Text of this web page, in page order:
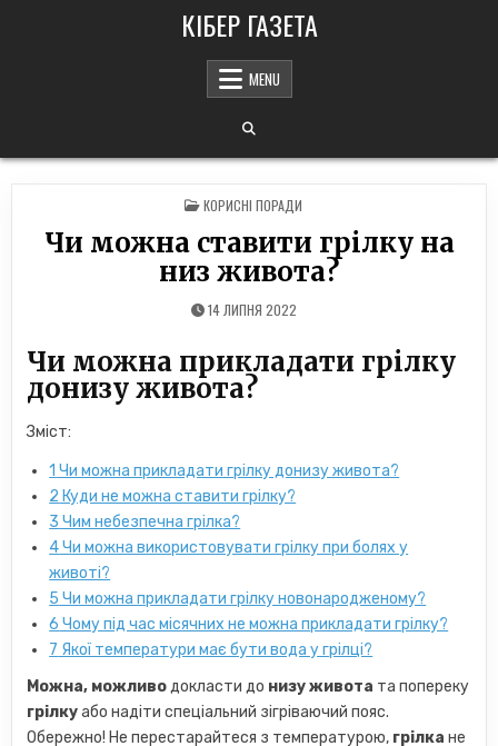
КІБЕР ГАЗЕТА
MENU
POSTED
IN
КОРИСНІ ПОРАДИ
Чи можна ставити грілку на
низ живота?
14 ЛИПНЯ 2022
Чи можна прикладати грілку
донизу живота?
Зміст:
1 Чи можна прикладати грілку донизу живота?
2 Куди не можна ставити грілку?
3 Чим небезпечна грілка?
4Чи можна використовувати грілку при болях у
животі?
5 Чи можна прикладати грілку новонародженому?
6 Чому під час місячних не можна прикладати грілку?
7 Якої температури має бути вода у грілці?
Можна, можливодокласти до низу живота та попереку
грілкуабо надіти спеціальний зігріваючий пояс.
Обережно! Не перестарайтеся з температурою, грілка не